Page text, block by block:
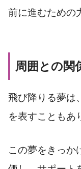
前に進むための
周囲との関
飛び降りる夢は
を表すこともあ
この夢をきっか